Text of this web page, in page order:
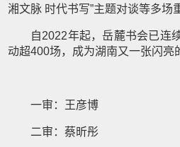
湘文脉 时代书写”主题对谈等多场
自2022年起，岳麓书会已连
动超400场，成为湖南又一张闪亮
一审：王彦博
二审：蔡昕彤